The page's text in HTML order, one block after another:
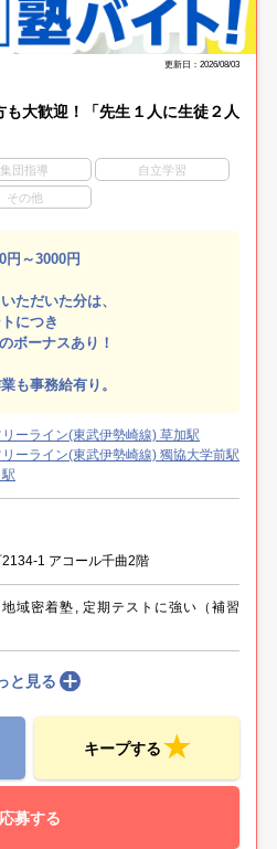
更新日：2026/08/03
大歓迎！「先生１人に生徒２人
集団指導 自立学習
その他
円～3000円
ただいた分は、
につき
ボーナスあり！
も事務給有り。
ーライン(東武伊勢崎線) 草加駅
ーライン(東武伊勢崎線) 獨協大学前駅
駅
1 アコール千曲2階
域密着塾, 定期テストに強い（補習
と見る
キープする
応募する